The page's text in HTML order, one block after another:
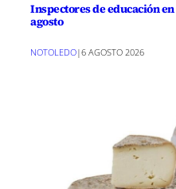
Inspectores de educación
agosto
NOTOLEDO|6 AGOSTO 2026